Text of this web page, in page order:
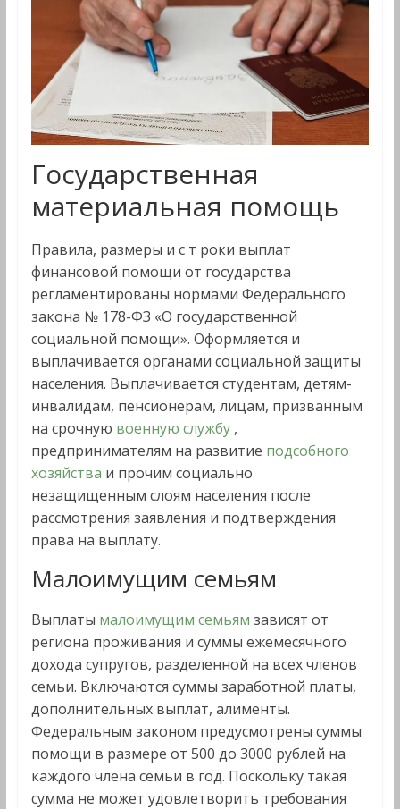
Государственная
материальная помощь
Правила, размеры и с т роки выплат
финансовой помощи от государства
регламентированы нормами Федерального
закона № 178-ФЗ «О государственной
социальной помощи». Оформляется и
выплачивается органами социальной защиты
населения. Выплачивается студентам, детям-
инвалидам, пенсионерам, лицам, призванным
на срочную военную службу ,
предпринимателям на развитие подсобного
хозяйства и прочим социально
незащищенным слоям населения после
рассмотрения заявления и подтверждения
права на выплату.
Малоимущим семьям
Выплаты малоимущим семьям зависят от
региона проживания и суммы ежемесячного
дохода супругов, разделенной на всех членов
семьи. Включаются суммы заработной платы,
дополнительных выплат, алименты.
Федеральным законом предусмотрены суммы
помощи в размере от 500 до 3000 рублей на
каждого члена семьи в год. Поскольку такая
сумма не может удовлетворить требования